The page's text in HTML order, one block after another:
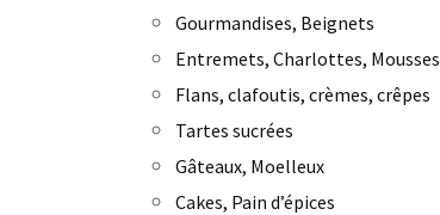
Gourmandises, Beignets
Entremets, Charlottes, Mousses
Flans, clafoutis, crèmes, crêpes
Tartes sucrées
Gâteaux, Moelleux
Cakes, Pain d’épices